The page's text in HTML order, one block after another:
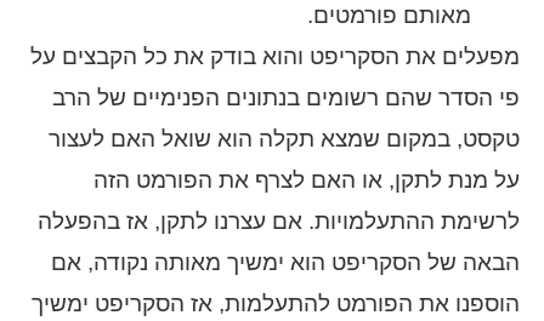
מאותם פורמטים.
מפעלים את הסקריפט והוא בודק את כל הקבצים על
פי הסדר שהם רשומים בנתונים הפנימיים של הרב
טקסט, במקום שמצא תקלה הוא שואל האם לעצור
על מנת לתקן, או האם לצרף את הפורמט הזה
לרשימת ההתעלמויות. אם עצרנו לתקן, אז בהפעלה
הבאה של הסקריפט הוא ימשיך מאותה נקודה, אם
הוספנו את הפורמט להתעלמות, אז הסקריפט ימשיך